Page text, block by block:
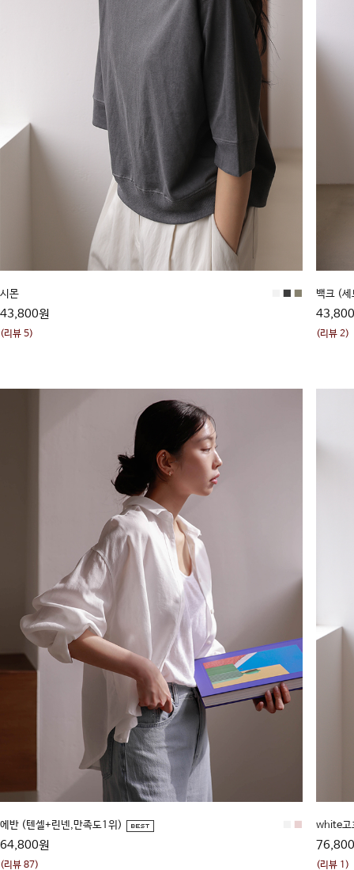
시몬
43,800원
(리뷰 5)
백크 (
(리뷰 2)
에반 (텐셀+린넨,만족도1위)
64,800원
(리뷰 87)
white고
(리뷰 1)